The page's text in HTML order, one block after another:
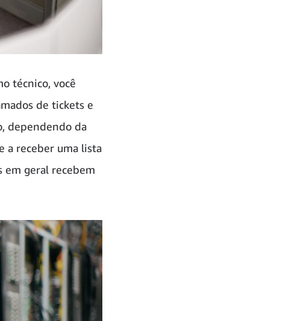
técnico, você
de tickets e
dependendo da
a receber uma lista
em geral recebem